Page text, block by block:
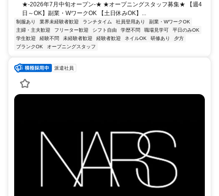
★-2026年7月中旬オープン-★ ★オープニングスタッフ募集★ 【週4
日～OK】副業・WワークOK 【土日休みOK】...
制服あり 業界未経験者歓迎 ランチタイム 社員登用あり
副業・WワークOK
主婦・主夫歓迎
フリーター歓迎 シフト自由 学歴不問 職場見学可
平日のみOK
学生歓迎
経験不問 未経験者歓迎 経験者歓迎 ネイルOK 研修あり
夕方
ブランクOK
オープニングスタッフ
派遣社員